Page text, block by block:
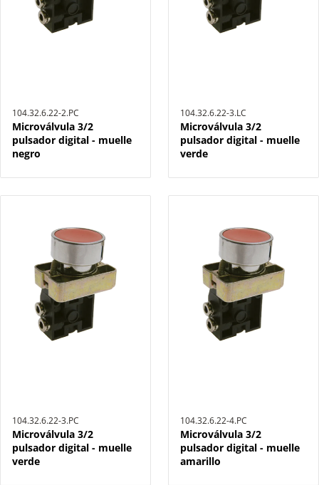
104.32.6.22-2.PC
Microválvula 3/2
pulsador digital - muelle
negro
104.32.6.22-3.LC
Microválvula 3/2
pulsador digital - muelle
verde
104.32.6.22-3.PC
Microválvula 3/2
pulsador digital - muelle
verde
104.32.6.22-4.PC
Microválvula 3/2
pulsador digital - muelle
amarillo